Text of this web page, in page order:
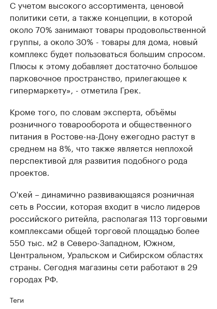
С учетом высокого ассортимента, ценовой
политики сети, а также концепции, в которой
около 70% занимают товары продовольственной
группы, а около 30% - товары для дома, новый
комплекс будет пользоваться большим спросом.
Плюсы к этому добавляет достаточно большое
парковочное пространство, прилегающее к
гипермаркету», - отметила Грек.
Кроме того, по словам эксперта, объёмы
розничного товарооборота и общественного
питания в Ростове-на-Дону ежегодно растут в
среднем на 8%, что также является неплохой
перспективой для развития подобного рода
проектов.
O'кей – динамично развивающаяся розничная
сеть в России, которая входит в число лидеров
российского ритейла, располагая 113 торговыми
комплексами общей торговой площадью более
550 тыс. м2 в Северо-Западном, Южном,
Центральном, Уральском и Сибирском областях
страны. Сегодня магазины сети работают в 29
городах РФ.
Теги